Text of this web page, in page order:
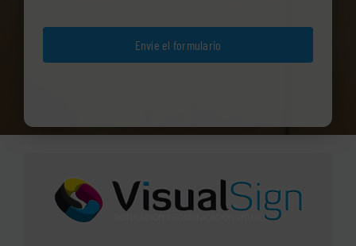
Envíe el formulario